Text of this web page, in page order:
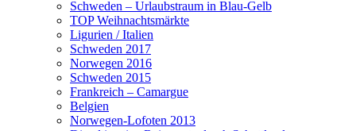
Schweden – Urlaubstraum in Blau-Gelb
TOP Weihnachtsmärkte
Ligurien / Italien
Schweden 2017
Norwegen 2016
Schweden 2015
Frankreich – Camargue
Belgien
Norwegen-Lofoten 2013